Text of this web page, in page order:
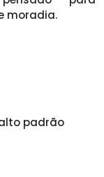
moradia.
padrão